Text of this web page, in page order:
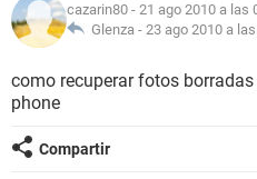
cazarin80 - 21 ago 2010 a las
Glenza - 23 ago 2010 a
como recuperar fotos
phone
Compartir